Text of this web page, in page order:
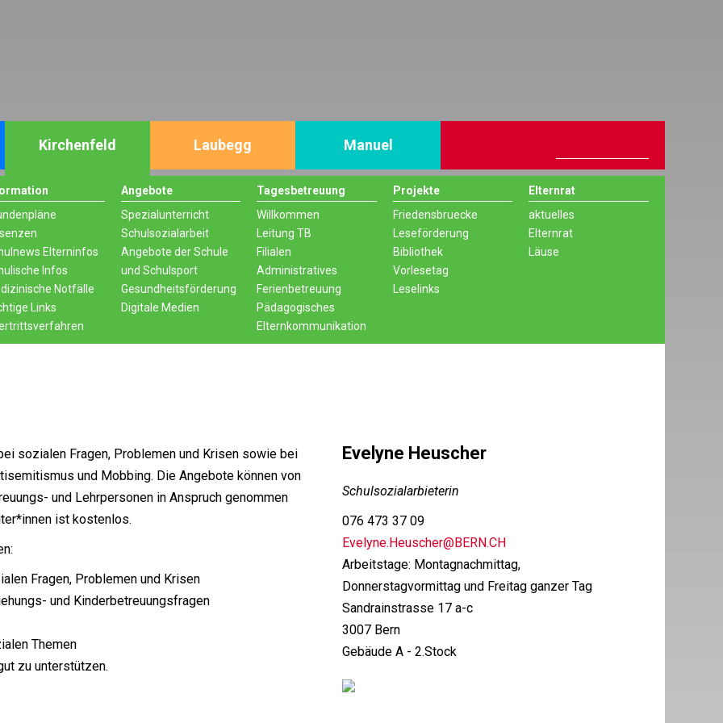
Kirchenfeld Laubegg Manuel
Elterninfos
Infos
Notfälle
Links
Angebote
Spezialunterricht
Schulsozialarbeit
Angebote der Schule
und Schulsport
Gesundheitsförderung
Digitale Medien
Tagesbetreuung
Willkommen
Leitung TB
Filialen
Administratives
Ferienbetreuung
Pädagogisches
Elternkommunikation
Projekte
Friedensbruecke
Leseförderung
Bibliothek
Vorlesetag
Leselinks
Elternrat
aktuelles
Elternrat
Läuse
sozialen Fragen, Problemen und Krisen sowie bei
und Mobbing. Die Angebote können von
und Lehrpersonen in Anspruch genommen
ist kostenlos.
Fragen, Problemen und Krisen
und Kinderbetreuungsfragen
Themen
zu unterstützen.
Evelyne Heuscher
Schulsozialarbieterin
076 473 37 09
Evelyne.Heuscher@BERN.CH
Arbeitstage: Montagnachmittag,
Donnerstagvormittag und Freitag ganzer Tag
Sandrainstrasse 17 a-c
3007 Bern
Gebäude A - 2.Stock